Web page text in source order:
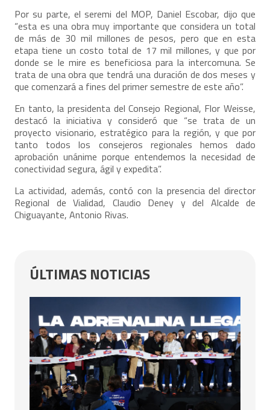
Por su parte, el seremi del MOP, Daniel Escobar, dijo que
“esta es una obra muy importante que considera un total
de más de 30 mil millones de pesos, pero que en esta
etapa tiene un costo total de 17 mil millones, y que por
donde se le mire es beneficiosa para la intercomuna. Se
trata de una obra que tendrá una duración de dos meses y
que comenzará a fines del primer semestre de este año”.
En tanto, la presidenta del Consejo Regional, Flor Weisse,
destacó la iniciativa y consideró que “se trata de un
proyecto visionario, estratégico para la región, y que por
tanto todos los consejeros regionales hemos dado
aprobación unánime porque entendemos la necesidad de
conectividad segura, ágil y expedita”.
La actividad, además, contó con la presencia del director
Regional de Vialidad, Claudio Deney y del Alcalde de
Chiguayante, Antonio Rivas.
ÚLTIMAS NOTICIAS